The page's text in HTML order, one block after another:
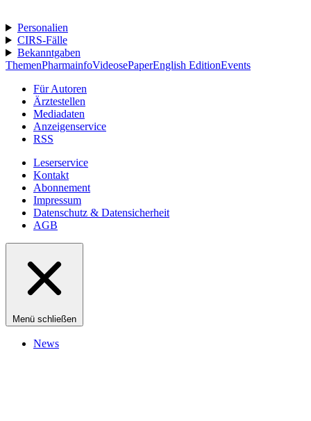
Personalien
CIRS-Fälle
Bekanntgaben
ThemenPharmainfoVideosePaperEnglish EditionEvents
Für Autoren
Ärztestellen
Mediadaten
Anzeigenservice
RSS
Leserservice
Kontakt
Abonnement
Impressum
Datenschutz & Datensicherheit
AGB
Menü schließen
News